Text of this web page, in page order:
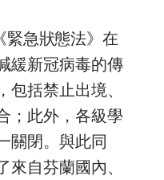
緊急狀態法》在
緩新冠病毒的傳
括禁止出境、
；此外，各級學
關閉。與此同
自芬蘭國內、